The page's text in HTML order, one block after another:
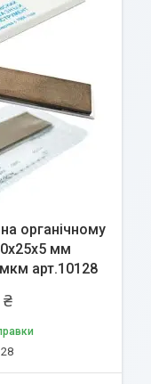
органічному
мм
арт.10128